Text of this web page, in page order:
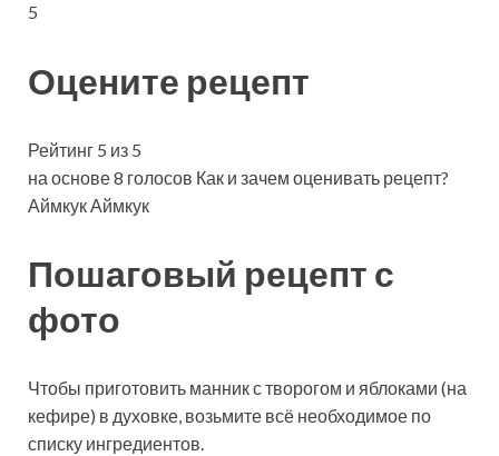
5
Оцените рецепт
Рейтинг 5 из 5
на основе 8 голосов Как и зачем оценивать рецепт?
Аймкук Аймкук
Пошаговый рецепт с
фото
Чтобы приготовить манник с творогом и яблоками (на
кефире) в духовке, возьмите всё необходимое по
списку ингредиентов.